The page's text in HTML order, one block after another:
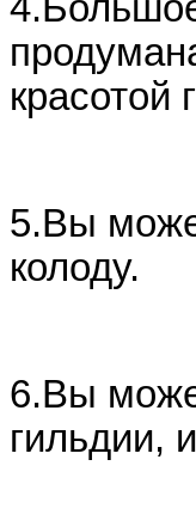
красотой
5.Вы
колоду.
6.Вы
гильдии,